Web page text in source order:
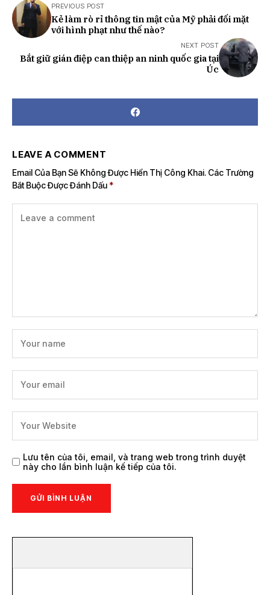
PREVIOUS POST
Kẻ làm rò rỉ thông tin mật của Mỹ phải đối mặt
với hình phạt như thế nào?
NEXT POST
Bắt giữ gián điệp can thiệp an ninh quốc gia tại
Úc
LEAVE A COMMENT
Email Của Bạn Sẽ Không Được Hiển Thị Công Khai. Các Trường
Bắt Buộc Được Đánh Dấu *
Lưu tên của tôi, email, và trang web trong trình duyệt
này cho lần bình luận kế tiếp của tôi.